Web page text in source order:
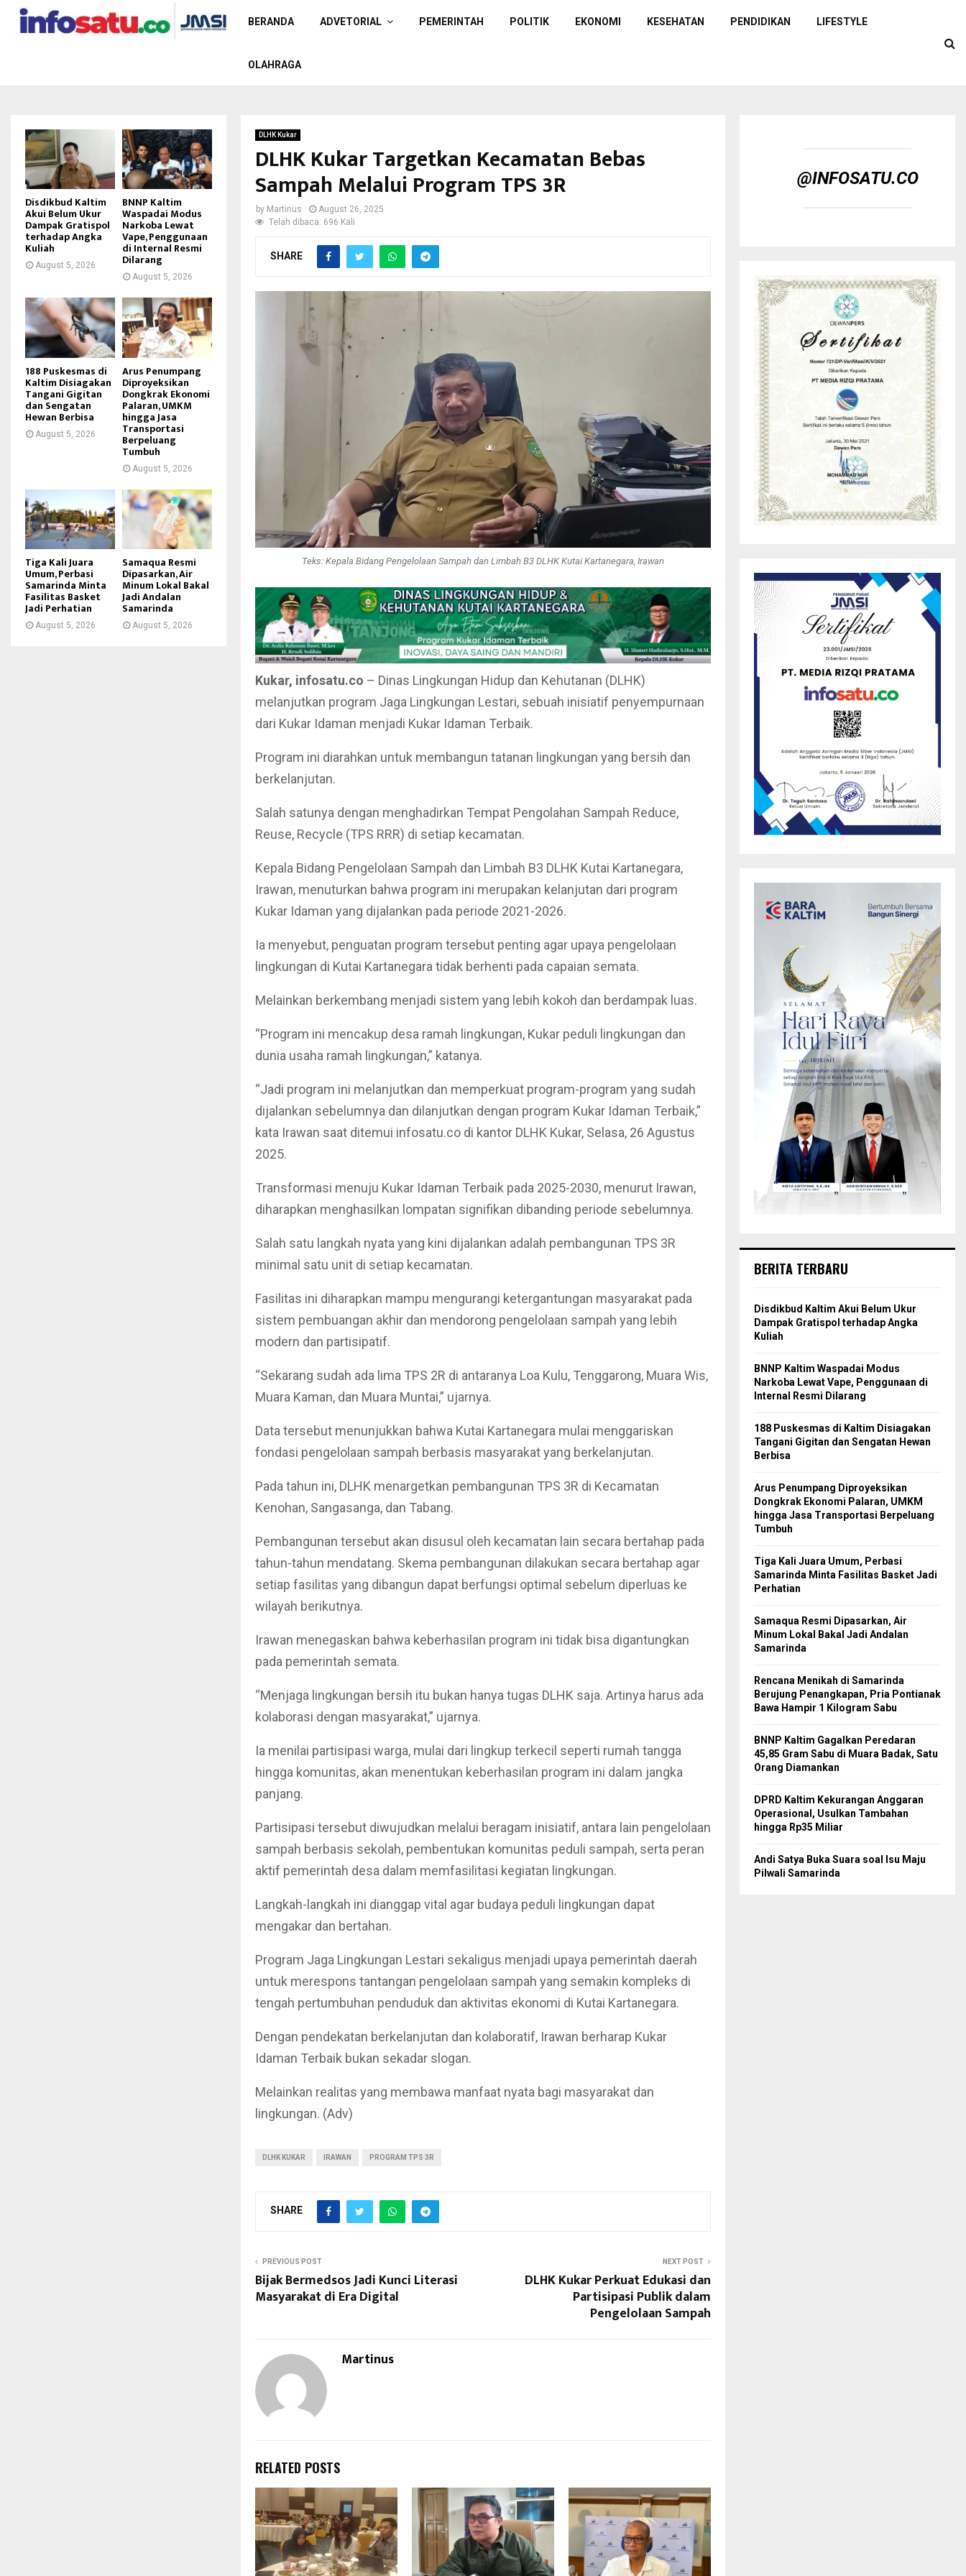
BERANDA ADVETORIAL PEMERINTAH POLITIK EKONOMI KESEHATAN PENDIDIKAN LIFESTYLE
OLAHRAGA
DLHK Kukar
DLHK Kukar Targetkan Kecamatan Bebas
Sampah Melalui Program TPS 3R
by Martinus
August 26, 2025
Telah dibaca: 696 Kali
SHARE
Teks: Kepala Bidang Pengelolaan Sampah dan Limbah B3 DLHK Kutai Kartanegara, Irawan
Kukar, infosatu.co – Dinas Lingkungan Hidup dan Kehutanan (DLHK)
melanjutkan program Jaga Lingkungan Lestari, sebuah inisiatif penyempurnaan
dari Kukar Idaman menjadi Kukar Idaman Terbaik.
Program ini diarahkan untuk membangun tatanan lingkungan yang bersih dan
berkelanjutan.
Salah satunya dengan menghadirkan Tempat Pengolahan Sampah Reduce,
Reuse, Recycle (TPS RRR) di setiap kecamatan.
Kepala Bidang Pengelolaan Sampah dan Limbah B3 DLHK Kutai Kartanegara,
Irawan, menuturkan bahwa program ini merupakan kelanjutan dari program
Kukar Idaman yang dijalankan pada periode 2021-2026.
Ia menyebut, penguatan program tersebut penting agar upaya pengelolaan
lingkungan di Kutai Kartanegara tidak berhenti pada capaian semata.
Melainkan berkembang menjadi sistem yang lebih kokoh dan berdampak luas.
“Program ini mencakup desa ramah lingkungan, Kukar peduli lingkungan dan
dunia usaha ramah lingkungan,” katanya.
“Jadi program ini melanjutkan dan memperkuat program-program yang sudah
dijalankan sebelumnya dan dilanjutkan dengan program Kukar Idaman Terbaik,”
kata Irawan saat ditemui infosatu.co di kantor DLHK Kukar, Selasa, 26 Agustus
2025.
Transformasi menuju Kukar Idaman Terbaik pada 2025-2030, menurut Irawan,
diharapkan menghasilkan lompatan signifikan dibanding periode sebelumnya.
Salah satu langkah nyata yang kini dijalankan adalah pembangunan TPS 3R
minimal satu unit di setiap kecamatan.
Fasilitas ini diharapkan mampu mengurangi ketergantungan masyarakat pada
sistem pembuangan akhir dan mendorong pengelolaan sampah yang lebih
modern dan partisipatif.
“Sekarang sudah ada lima TPS 2R di antaranya Loa Kulu, Tenggarong, Muara Wis,
Muara Kaman, dan Muara Muntai,” ujarnya.
Data tersebut menunjukkan bahwa Kutai Kartanegara mulai menggariskan
fondasi pengelolaan sampah berbasis masyarakat yang berkelanjutan.
Pada tahun ini, DLHK menargetkan pembangunan TPS 3R di Kecamatan
Kenohan, Sangasanga, dan Tabang.
Pembangunan tersebut akan disusul oleh kecamatan lain secara bertahap pada
tahun-tahun mendatang. Skema pembangunan dilakukan secara bertahap agar
setiap fasilitas yang dibangun dapat berfungsi optimal sebelum diperluas ke
wilayah berikutnya.
Irawan menegaskan bahwa keberhasilan program ini tidak bisa digantungkan
pada pemerintah semata.
“Menjaga lingkungan bersih itu bukan hanya tugas DLHK saja. Artinya harus ada
kolaborasi dengan masyarakat,” ujarnya.
Ia menilai partisipasi warga, mulai dari lingkup terkecil seperti rumah tangga
hingga komunitas, akan menentukan keberhasilan program ini dalam jangka
panjang.
Partisipasi tersebut diwujudkan melalui beragam inisiatif, antara lain pengelolaan
sampah berbasis sekolah, pembentukan komunitas peduli sampah, serta peran
aktif pemerintah desa dalam memfasilitasi kegiatan lingkungan.
Langkah-langkah ini dianggap vital agar budaya peduli lingkungan dapat
mengakar dan bertahan.
Program Jaga Lingkungan Lestari sekaligus menjadi upaya pemerintah daerah
untuk merespons tantangan pengelolaan sampah yang semakin kompleks di
tengah pertumbuhan penduduk dan aktivitas ekonomi di Kutai Kartanegara.
Dengan pendekatan berkelanjutan dan kolaboratif, Irawan berharap Kukar
Idaman Terbaik bukan sekadar slogan.
Melainkan realitas yang membawa manfaat nyata bagi masyarakat dan
lingkungan. (Adv)
DLHK KUKAR IRAWAN PROGRAM TPS 3R
SHARE
PREVIOUS POST
Bijak Bermedsos Jadi Kunci Literasi
Masyarakat di Era Digital
NEXT POST
DLHK Kukar Perkuat Edukasi dan
Partisipasi Publik dalam
Pengelolaan Sampah
Martinus
RELATED POSTS
Disdikbud Kaltim
Akui Belum Ukur
Dampak Gratispol
terhadap Angka
Kuliah
August 5, 2026
BNNP Kaltim
Waspadai Modus
Narkoba Lewat
Vape, Penggunaan
di Internal Resmi
Dilarang
August 5, 2026
188 Puskesmas di
Kaltim Disiagakan
Tangani Gigitan
dan Sengatan
Hewan Berbisa
August 5, 2026
Arus Penumpang
Diproyeksikan
Dongkrak Ekonomi
Palaran, UMKM
hingga Jasa
Transportasi
Berpeluang
Tumbuh
August 5, 2026
Tiga Kali Juara
Umum, Perbasi
Samarinda Minta
Fasilitas Basket
Jadi Perhatian
August 5, 2026
Samaqua Resmi
Dipasarkan, Air
Minum Lokal Bakal
Jadi Andalan
Samarinda
August 5, 2026
@INFOSATU.CO
BERITA TERBARU
Disdikbud Kaltim Akui Belum Ukur
Dampak Gratispol terhadap Angka
Kuliah
BNNP Kaltim Waspadai Modus
Narkoba Lewat Vape, Penggunaan di
Internal Resmi Dilarang
188 Puskesmas di Kaltim Disiagakan
Tangani Gigitan dan Sengatan Hewan
Berbisa
Arus Penumpang Diproyeksikan
Dongkrak Ekonomi Palaran, UMKM
hingga Jasa Transportasi Berpeluang
Tumbuh
Tiga Kali Juara Umum, Perbasi
Samarinda Minta Fasilitas Basket Jadi
Perhatian
Samaqua Resmi Dipasarkan, Air
Minum Lokal Bakal Jadi Andalan
Samarinda
Rencana Menikah di Samarinda
Berujung Penangkapan, Pria Pontianak
Bawa Hampir 1 Kilogram Sabu
BNNP Kaltim Gagalkan Peredaran
45,85 Gram Sabu di Muara Badak, Satu
Orang Diamankan
DPRD Kaltim Kekurangan Anggaran
Operasional, Usulkan Tambahan
hingga Rp35 Miliar
Andi Satya Buka Suara soal Isu Maju
Pilwali Samarinda